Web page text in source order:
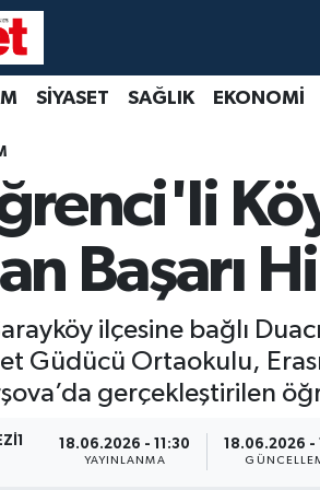
SİYASET SAĞLIK EKONOMİ
Başarı
ilçesine bağlı
Güdücü Ortaokulu,
gerçekleştirilen
18.06.2026 - 11:30
YAYINLANMA
18.06.2026 -
Fikstür